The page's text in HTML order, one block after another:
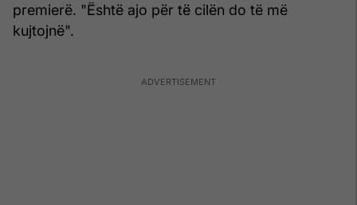
premierë. "Është ajo për të cilën do të më
kujtojnë".